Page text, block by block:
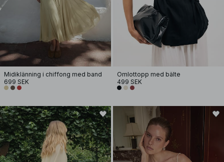
Midiklänning i chiffong med band
699 SEK
Omlottopp med bälte
499 SEK